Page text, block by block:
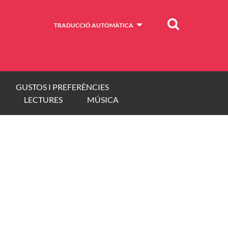
TRADUCCIÓ AUTOMÀTICA Cercar
GUSTOS I PREFERÈNCIES
LECTURES MÚSICA